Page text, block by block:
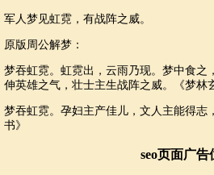
军人梦见虹霓，有战阵之威。
原版周公解梦：
梦吞虹霓。虹霓出，云雨乃现。梦中食之
伸英雄之气，壮士主生战阵之威。《梦林
梦吞虹霓。孕妇主产佳儿，文人主能得志
书》
seo页面广告